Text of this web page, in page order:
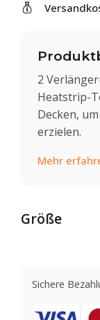
2
Heatstrip-
Decken,
erzielen.
Mehr
Größe
Sichere